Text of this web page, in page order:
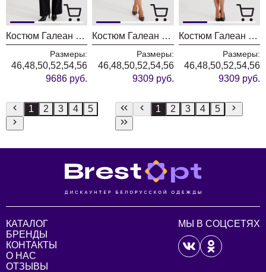
Костюм Галеан Cтиль 1014Б серый с черным
Размеры:
46,48,50,52,54,56
9686 руб.
Костюм Галеан Cтиль 1014А коричневый с черным
Размеры:
46,48,50,52,54,56
9309 руб.
Костюм Галеан Cтиль 1014А серый с черным
Размеры:
46,48,50,52,54,56
9309 руб.
1 2 3 4 5 1 2 3 4 5
КАТАЛОГ
БРЕНДЫ
КОНТАКТЫ
О НАС
ОТЗЫВЫ
МЫ В СОЦСЕТЯХ